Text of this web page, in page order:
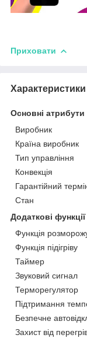
Приховати
Характеристики
Основні атрибути
Виробник
Країна виробник
Тип управління
Конвекція
Гарантійний
Стан
Додаткові
Функція
Функція підігріву
Таймер
Звуковий сигнал
Терморегулятор
Підтримання
Безпечне
Захист від